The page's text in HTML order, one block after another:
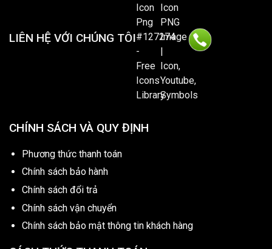
LIÊN HỆ VỚI CHÚNG TÔI
CHÍNH SÁCH VÀ QUY ĐỊNH
Phương thức thanh toán
Chính sách bảo hành
Chính sách đổi trả
Chính sách vận chuyển
Chính sách bảo mật thông tin khách hàng